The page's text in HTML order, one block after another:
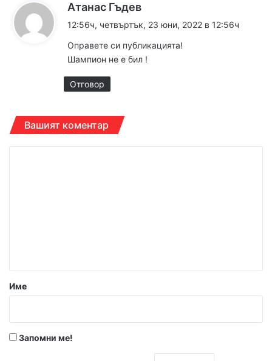
Атанас Гъдев
а
:
12:56ч, четвъртък, 23 юни, 2022 в 12:56ч
Оправете си публикацията!
Шампион не е бил !
Отговор
Вашият коментар
р
Име
Запомни ме!